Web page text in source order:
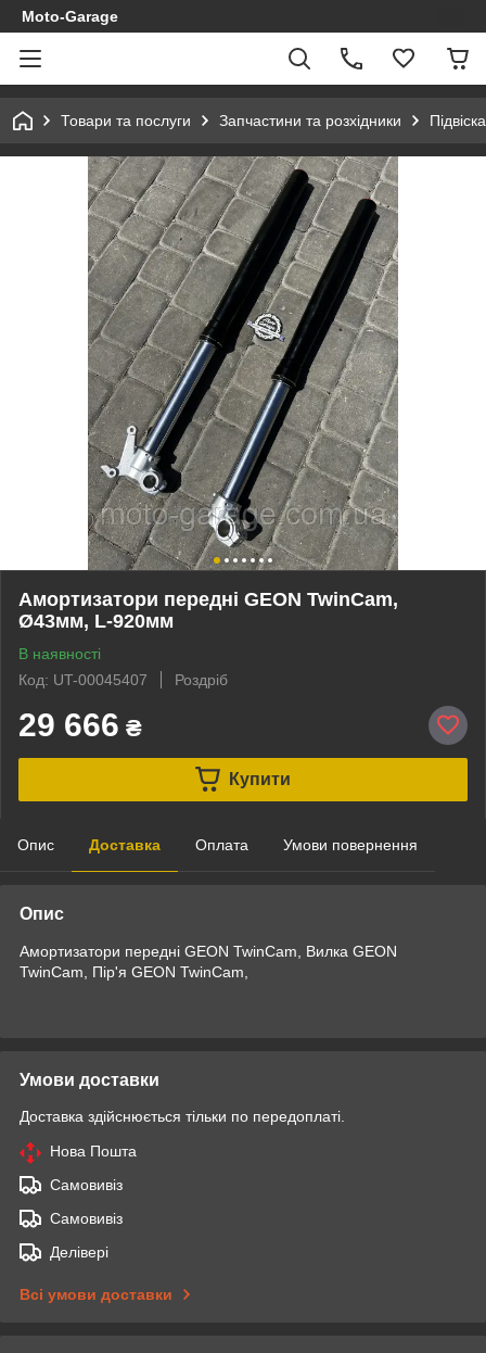
Moto-Garage
Товари та послуги Запчастини та розхідники Підвіска
Амортизатори передні GEON TwinCam,
Ø43мм, L-920мм
В наявності
Код: UT-00045407
Роздріб
29 666 ₴
Купити
Опис Доставка Оплата Умови повернення
Опис
Амортизатори передні GEON TwinCam, Вилка GEON
TwinCam, Пір'я GEON TwinCam,
Умови доставки
Доставка здійснюється тільки по передоплаті.
Нова Пошта
Самовивіз
Самовивіз
Делівері
Всі умови доставки